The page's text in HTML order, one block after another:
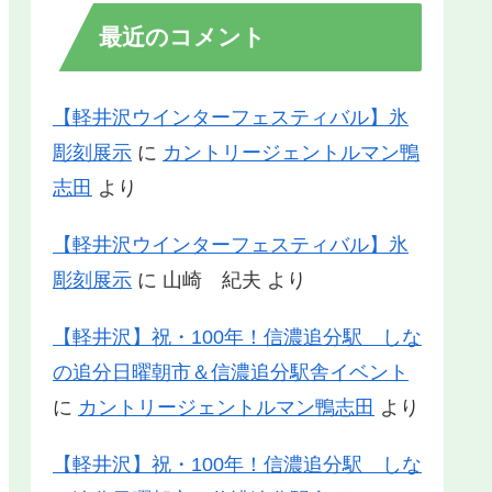
最近のコメント
【軽井沢ウインターフェスティバル】氷
彫刻展示 に カントリージェントルマン鴨
志田 より
【軽井沢ウインターフェスティバル】氷
彫刻展示 に 山崎 紀夫 より
【軽井沢】祝・100年！信濃追分駅 しな
の追分日曜朝市＆信濃追分駅舎イベント
に カントリージェントルマン鴨志田 より
【軽井沢】祝・100年！信濃追分駅 しな